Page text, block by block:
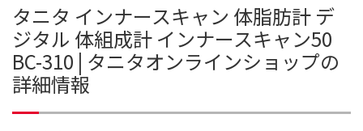
タニタ インナースキャン 体脂肪計 デ
ジタル 体組成計 インナースキャン50
BC-310 | タニタオンラインショップの
詳細情報